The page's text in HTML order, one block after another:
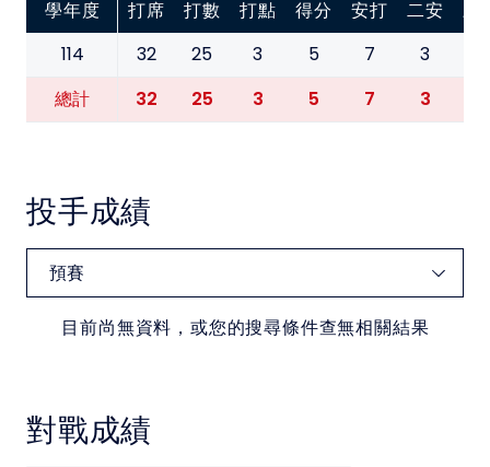
學年度 打席 打數 打點 得分 安打 二安 三
114 32 25 3 5 7 3
總計 32 25 3 5 7 3
投手成績
目前尚無資料，或您的搜尋條件查無相關結果
對戰成績